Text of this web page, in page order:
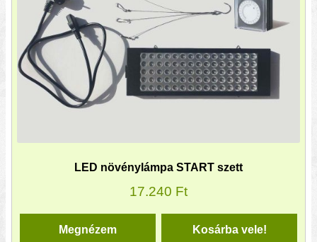
LED növénylámpa START szett
17.240 Ft
Kosárba vele!
Megnézem